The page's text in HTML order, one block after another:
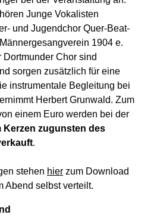
Junge Vokalisten
und Jugendchor Quer-Beat-
1904 e.
Chor sind
sorgen zusätzlich für eine
instrumentale Begleitung bei
Herbert Grunwald. Zum
einem Euro werden bei der
Kerzen zugunsten des
.
stehen hier zum Download
Abend selbst verteilt.